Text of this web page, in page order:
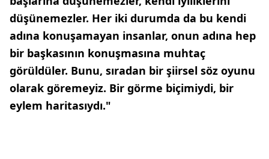
düşünemezler. Her iki durumda da bu kendi
adına konuşamayan insanlar, onun adına hep
bir başkasının konuşmasına muhtaç
görüldüler. Bunu, sıradan bir şiirsel söz oyunu
olarak göremeyiz. Bir görme biçimiydi, bir
eylem haritasıydı."